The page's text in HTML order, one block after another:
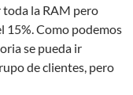
toda la RAM pero
15%. Como podemos
se pueda ir
de clientes, pero